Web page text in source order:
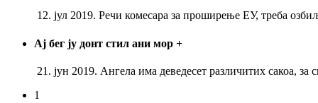
12. јул 2019. Речи комесара за проширење ЕУ, треба
Ај бег ју донт стил ани мор +
21. јун 2019. Ангела има деведесет различитих сакоа, за
1